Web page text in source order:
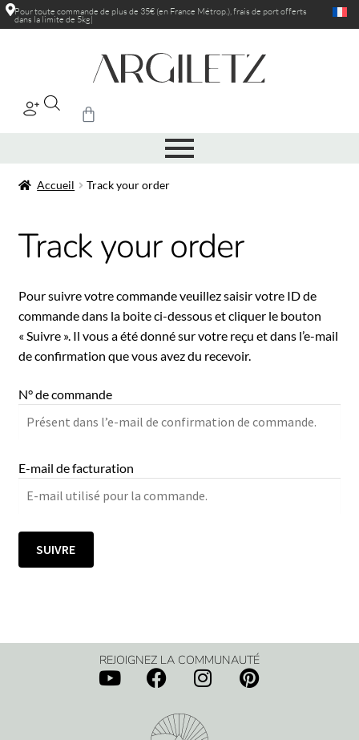
Pour toute commande de plus de 35€ (en France Métrop.), frais de portofferts
dans la limite de 5kg|
Accueil Track your order
Track your order
Pour suivre votre commande veuillez saisir votre ID de
commande dans la boite ci-dessous et cliquer le bouton
« Suivre ». Il vous a été donné sur votre reçu et dans l’e-mail
de confirmation que vous avez du recevoir.
N° de commande
E-mail de facturation
SUIVRE
REJOIGNEZ LA COMMUNAUTÉ